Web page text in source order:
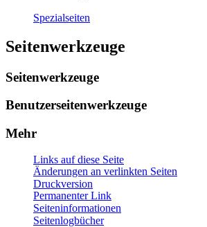
Spezialseiten
Seitenwerkzeuge
Seitenwerkzeuge
Benutzerseitenwerkzeuge
Mehr
Links auf diese Seite
Änderungen an verlinkten Seiten
Druckversion
Permanenter Link
Seiten­informationen
Seitenlogbücher